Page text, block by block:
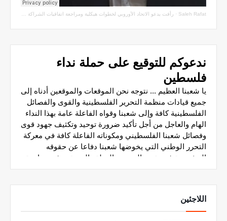
Saleh Rafat
· رأفت يدعو الاتحاد الأوروبي لخطوات هيكلية ومراجعة اتفاقيات الشراكة مع سلطة الاحتلال
اللاجئين